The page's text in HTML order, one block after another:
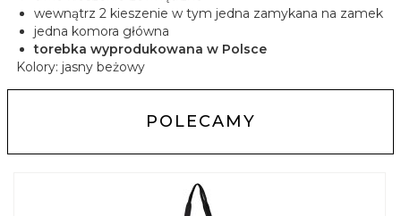
wewnątrz 2 kieszenie w tym jedna zamykana na zamek
jedna komora główna
torebka wyprodukowana w Polsce
Kolory: jasny beżowy
POLECAMY